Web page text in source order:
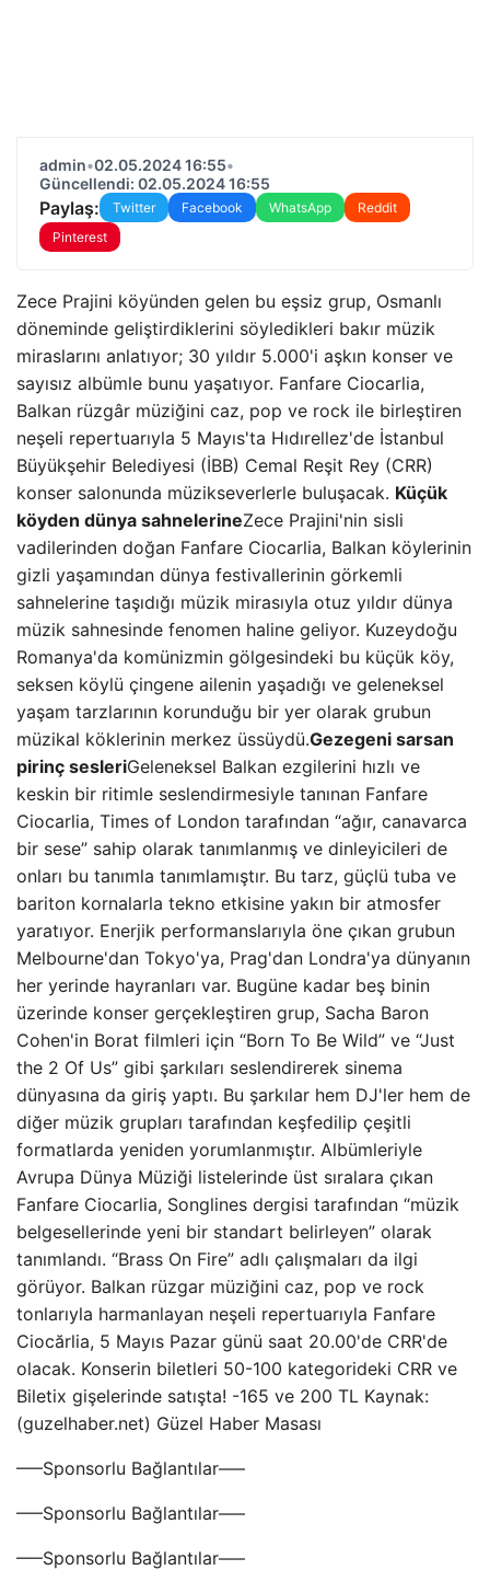
admin•02.05.2024 16:55•
Güncellendi: 02.05.2024 16:55
Paylaş: Twitter Facebook WhatsApp
Reddit
Pinterest
Zece Prajini köyünden gelen bu eşsiz grup, Osmanlı
döneminde geliştirdiklerini söyledikleri bakır müzik
miraslarını anlatıyor; 30 yıldır 5.000'i aşkın konser ve
sayısız albümle bunu yaşatıyor. Fanfare Ciocarlia,
Balkan rüzgâr müziğini caz, pop ve rock ile birleştiren
neşeli repertuarıyla 5 Mayıs'ta Hıdırellez'de İstanbul
Büyükşehir Belediyesi (İBB) Cemal Reşit Rey (CRR)
konser salonunda müzikseverlerle buluşacak. Küçük
köyden dünya sahnelerineZece Prajini'nin sisli
vadilerinden doğan Fanfare Ciocarlia, Balkan köylerinin
gizli yaşamından dünya festivallerinin görkemli
sahnelerine taşıdığı müzik mirasıyla otuz yıldır dünya
müzik sahnesinde fenomen haline geliyor. Kuzeydoğu
Romanya'da komünizmin gölgesindeki bu küçük köy,
seksen köylü çingene ailenin yaşadığı ve geleneksel
yaşam tarzlarının korunduğu bir yer olarak grubun
müzikal köklerinin merkez üssüydü.Gezegeni sarsan
pirinç sesleriGeleneksel Balkan ezgilerini hızlı ve
keskin bir ritimle seslendirmesiyle tanınan Fanfare
Ciocarlia, Times of London tarafından “ağır, canavarca
bir sese” sahip olarak tanımlanmış ve dinleyicileri de
onları bu tanımla tanımlamıştır. Bu tarz, güçlü tuba ve
bariton kornalarla tekno etkisine yakın bir atmosfer
yaratıyor. Enerjik performanslarıyla öne çıkan grubun
Melbourne'dan Tokyo'ya, Prag'dan Londra'ya dünyanın
her yerinde hayranları var. Bugüne kadar beş binin
üzerinde konser gerçekleştiren grup, Sacha Baron
Cohen'in Borat filmleri için “Born To Be Wild” ve “Just
the 2 Of Us” gibi şarkıları seslendirerek sinema
dünyasına da giriş yaptı. Bu şarkılar hem DJ'ler hem de
diğer müzik grupları tarafından keşfedilip çeşitli
formatlarda yeniden yorumlanmıştır. Albümleriyle
Avrupa Dünya Müziği listelerinde üst sıralara çıkan
Fanfare Ciocarlia, Songlines dergisi tarafından “müzik
belgesellerinde yeni bir standart belirleyen” olarak
tanımlandı. “Brass On Fire” adlı çalışmaları da ilgi
görüyor. Balkan rüzgar müziğini caz, pop ve rock
tonlarıyla harmanlayan neşeli repertuarıyla Fanfare
Ciocărlia, 5 Mayıs Pazar günü saat 20.00'de CRR'de
olacak. Konserin biletleri 50-100 kategorideki CRR ve
Biletix gişelerinde satışta! -165 ve 200 TL Kaynak:
(guzelhaber.net) Güzel Haber Masası
—–Sponsorlu Bağlantılar—–
—–Sponsorlu Bağlantılar—–
—–Sponsorlu Bağlantılar—–